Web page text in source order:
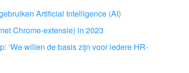
Artificial Intelligence (AI)
Chrome-extensie) in 2023
‘We willen de basis zijn voor iedere HR-